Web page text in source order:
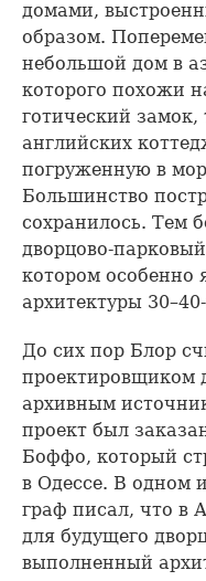
домами,
образом.
небольшой дом в
которого похожи
готический
английских
погруженную в
Большинство
сохранилось. Тем
дворцово-
котором особенно
архитектуры
До сих пор Блор
проектировщиком
архивным
проект был
Боффо, который
в Одессе. В одном
граф писал, что в
для будущего
выполненный